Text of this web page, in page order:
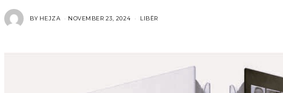
BY HEJZA NOVEMBER 23, 2024 LIBËR